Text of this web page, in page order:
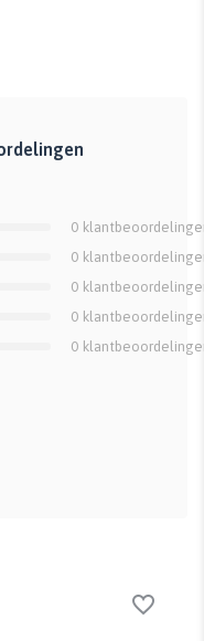
0
0
0
0
0